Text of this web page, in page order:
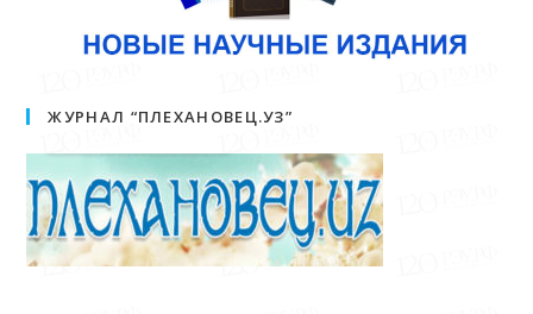
ЖУРНАЛ “ПЛЕХАНОВЕЦ.УЗ”